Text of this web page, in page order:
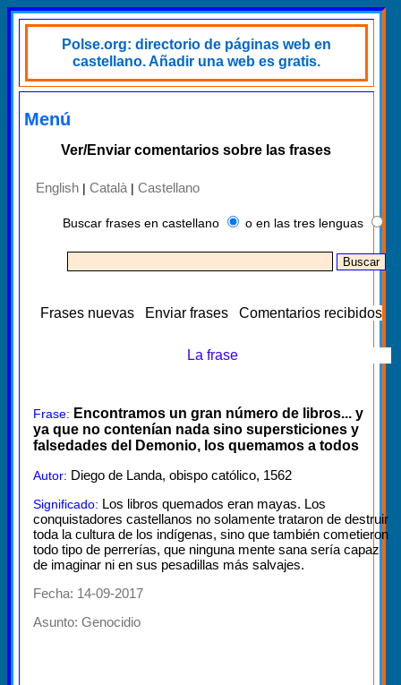
Polse.org: directorio de páginas web en
castellano. Añadir una web es gratis.
Menú
Ver/Enviar comentarios sobre las frases
English | Català | Castellano
Buscar frases en castellano o en las tres lenguas
Frases nuevas Enviar frases Comentarios recibidos
La frase
Frase: Encontramos un gran número de libros... y
ya que no contenían nada sino supersticiones y
falsedades del Demonio, los quemamos a todos
Autor: Diego de Landa, obispo católico, 1562
Significado: Los libros quemados eran mayas. Los
conquistadores castellanos no solamente trataron de destruir
toda la cultura de los indígenas, sino que también cometieron
todo tipo de perrerías, que ninguna mente sana sería capaz
de imaginar ni en sus pesadillas más salvajes.
Fecha: 14-09-2017
Asunto: Genocidio